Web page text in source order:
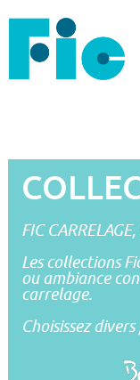
FIC
Les collections
ou ambiance
carrelage.
Choisissez